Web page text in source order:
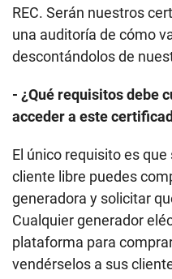
REC. Serán nuestros
una auditoría de cómo
descontándolos de
- ¿Qué requisitos debe
acceder a este
El único requisito es
cliente libre puedes
generadora y solicitar
Cualquier generador
plataforma para
vendérselos a sus